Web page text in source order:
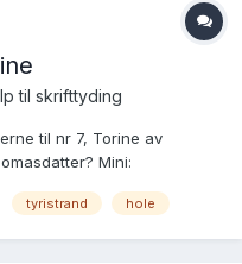
til skrifttyding
til nr 7, Torine av
Mini:
Mvh Birgit
tyristrand hole